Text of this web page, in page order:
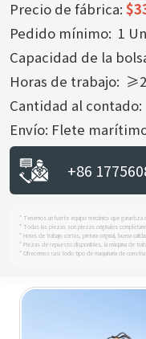
Precio de fábrica:
Pedido mínimo: 1
Capacidad de la
Horas de trabajo:
Cantidad al
Envío: Flete
+86
* Tenemos un fuerte equipo mecánico que
* Todas las piezas son piezas originales
* Horas de trabajo cortas, pintura original, buena
* Piezas de repuesto disponibles, la máquina de
* Ofrecemos casi todo tipo de maquinaria de